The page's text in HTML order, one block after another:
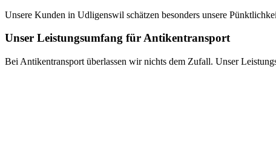
Unsere Kunden in Udligenswil schätzen besonders unsere
Unser Leistungsumfang für Antikentransport
Bei Antikentransport überlassen wir nichts dem Zufall. Unser